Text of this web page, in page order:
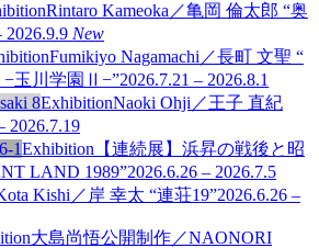
Rintaro Kameoka／亀岡 倫太郎 “奥
2026.9.9 New
Fumikiyo Nagamachi／長町 文聖 “
玉川学園Ⅱ−”2026.7.21 – 2026.8.1
ExhibitionNaoki Ohji／王子 直紀
2026.7.19
Exhibition 【連続展】浜昇の戦後と昭
LAND 1989”2026.6.26 – 2026.7.5
Kishi／岸 幸太 “連荘19”2026.6.26 –
大島尚悟公開制作／NAONORI